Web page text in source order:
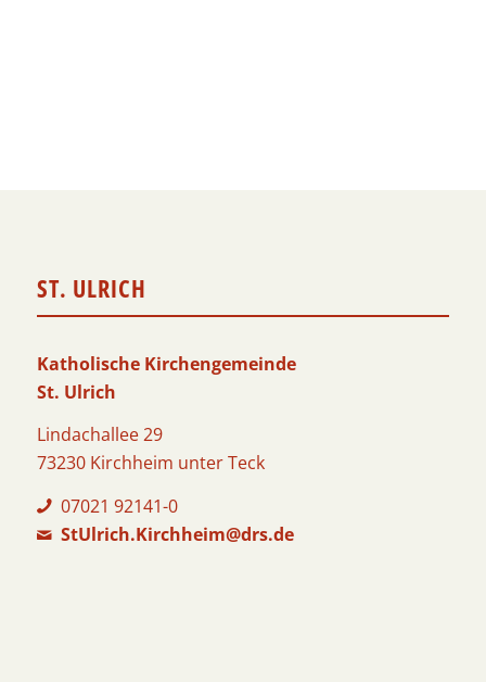
ST. ULRICH
Katholische Kirchengemeinde
St. Ulrich
Lindachallee 29
73230 Kirchheim unter Teck
07021 92141-0
StUlrich.Kirchheim@drs.de